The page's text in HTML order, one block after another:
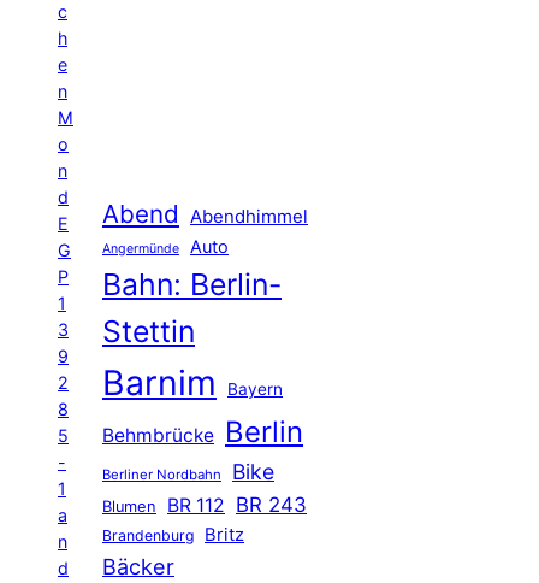
c
h
e
n
M
o
n
d
E
G
P
1
3
9
2
8
5
-
1
a
n
d
Abend Abendhimmel
Angermünde Auto
Bahn: Berlin-
Stettin
Barnim Bayern
Behmbrücke Berlin
Berliner Nordbahn Bike
Blumen BR 112 BR 243
Brandenburg Britz
Bäcker